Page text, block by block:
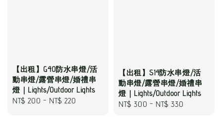
【出租】G40防水串燈/活
動串燈/露營串燈/婚禮串
燈｜Lights/Outdoor Lights
Regular
NT$ 200 - NT$ 220
【出租】S14防水串燈/活
動串燈/露營串燈/婚禮串
燈｜Lights/Outdoor Lights
Regular
NT$ 300 - NT$ 330